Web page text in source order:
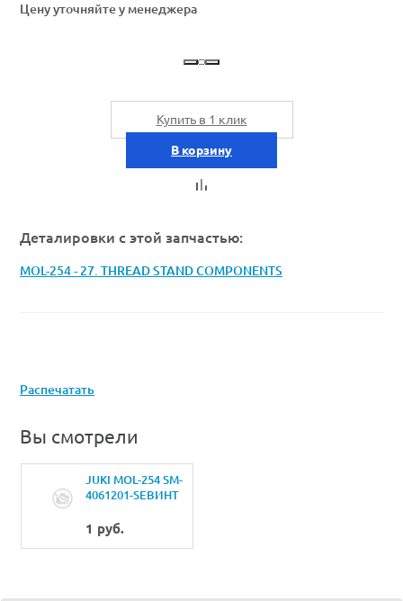
Цену уточняйте у менеджера
Купить в 1 клик
В корзину
Деталировки с этой запчастью:
MOL-254 - 27. THREAD STAND COMPONENTS
Распечатать
Вы смотрели
JUKI MOL-254 SM-
4061201-SEВИНТ
1 руб.